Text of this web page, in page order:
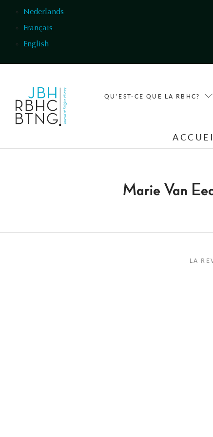
Nederlands
Français
English
QU'EST-CE QUE LA RBHC?
Marie Van
LA